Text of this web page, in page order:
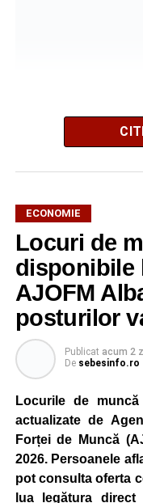
Potrivit unui
gradual, în funcție
Reprezentanții
este monitorizată
capacitate normală
Compania dă
de producție nu va
Kronospan se
energie electrică
energetic este
realizată cu ajutorul
de cogenerare.
Reprezentanții
ECONOMIE
Locuri de
disponibile
AJOFM
posturilor
Publicat acum 2
De sebesinfo.ro
Locurile de
actualizate de
Forței de Muncă
2026. Persoanele
pot consulta oferta
lua legătura